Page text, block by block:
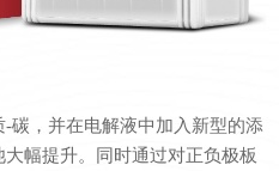
碳，并在电解液中加入新型的添
幅提升。同时通过对正负极板